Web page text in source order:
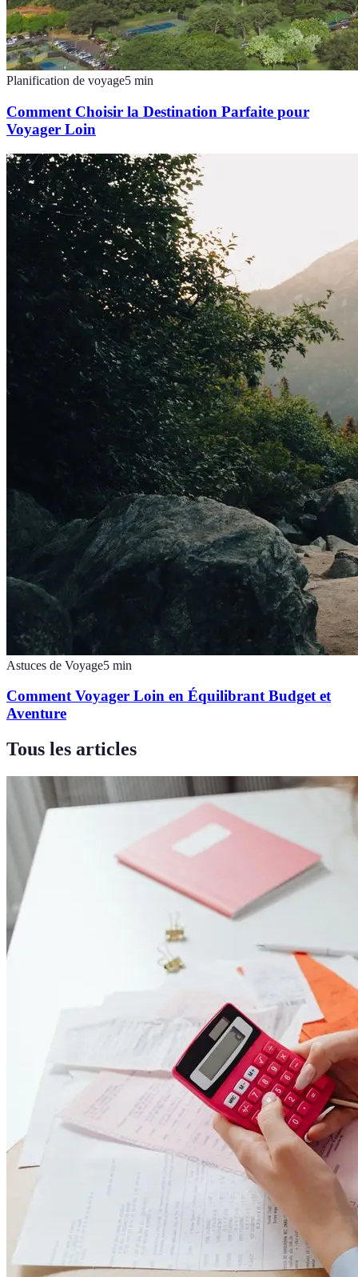
Planification de voyage5 min
Comment Choisir la Destination Parfaite pour
Voyager Loin
Astuces de Voyage5 min
Comment Voyager Loin en Équilibrant Budget et
Aventure
Tous les articles